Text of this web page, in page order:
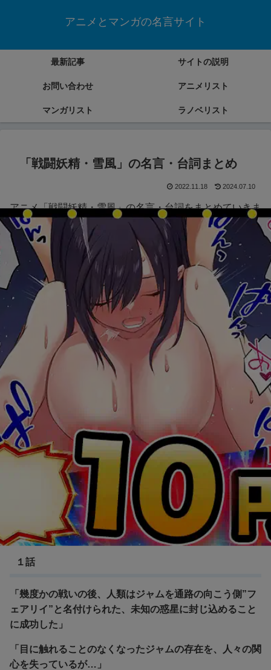
アニメとマンガの名言サイト
最新記事 サイトの説明
お問い合わせ アニメリスト
マンガリスト ラノベリスト
「戦闘妖精・雪風」の名言・台詞まとめ
2022.11.18 2024.07.10
アニメ「戦闘妖精・雪風」の名言・台詞をまとめていきま
す。
戦闘妖精・雪風
１話
「幾度かの戦いの後、人類はジャムを通路の向こう側”フ
ェアリイ”と名付けられた、未知の惑星に封じ込めること
に成功した」
「目に触れることのなくなったジャムの存在を、人々の関
心を失っているが…」